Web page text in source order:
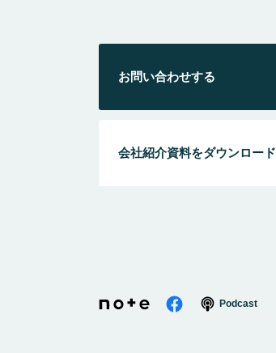
お問い合わせする
会社紹介資料をダウンロード
Podcast